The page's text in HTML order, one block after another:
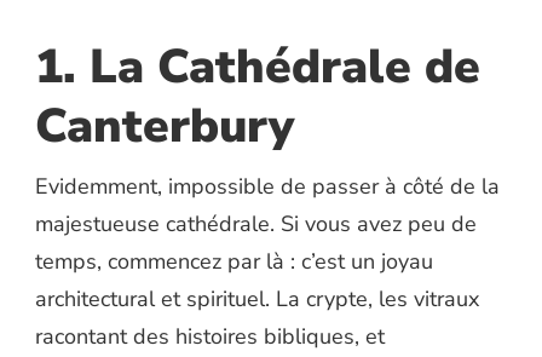
1. La Cathédrale de
Canterbury
Evidemment, impossible de passer à côté de la
majestueuse cathédrale. Si vous avez peu de
temps, commencez par là : c’est un joyau
architectural et spirituel. La crypte, les vitraux
racontant des histoires bibliques, et